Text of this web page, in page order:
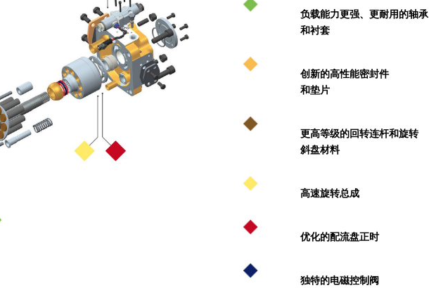
负载能力更强、更耐用的轴承
和衬套
创新的高性能密封件
和垫片
更高等级的回转连杆和旋转
斜盘材料
高速旋转总成
优化的配流盘正时
独特的电磁控制阀